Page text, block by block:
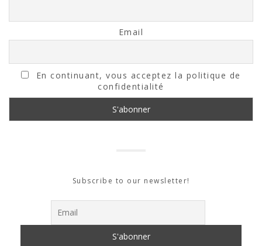
Email
En continuant, vous acceptez la politique de
confidentialité
Subscribe to our newsletter!